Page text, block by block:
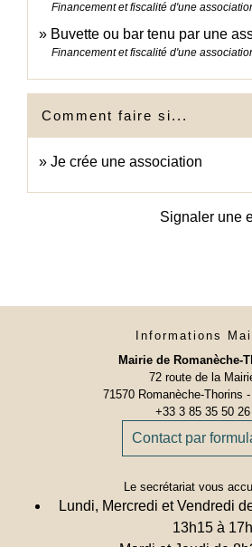
Financement et fiscalité d'une
Buvette ou bar tenu par une
Financement et fiscalité d'une
Comment faire si...
Je crée une association
Signaler une
Informations
Mairie de Romanèche-
72 route de la
71570 Romanèche-Thorins
+33 3 85 35 50 26
Contact par
Le secrétariat vous
Lundi, Mercredi et Vendredi
13h15 à